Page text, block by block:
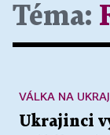
Téma:
Ukrajinci
VÁLKA NA